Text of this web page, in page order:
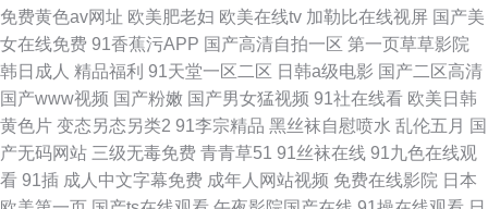
免费黄色av网址 欧美肥老妇 欧美在线tv 加勒比在线视屏 国产美
女在线免费 91香蕉污APP 国产高清自拍一区 第一页草草影院
韩日成人 精品福利 91天堂一区二区 日韩a级电影 国产二区高清
国产www视频 国产粉嫩 国产男女猛视频 91社在线看 欧美日韩
黄色片 变态另态另类2 91李宗精品 黑丝袜自慰喷水 乱伦五月 国
产无码网站 三级无毒免费 青青草51 91丝袜在线 91九色在线观
看 91插 成人中文字幕免费 成年人网站视频 免费在线影院 日本